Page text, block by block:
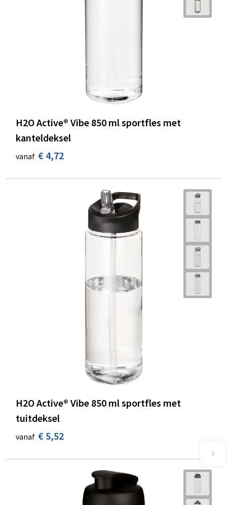
H2O Active® Vibe 850 ml sportfles met
kanteldeksel
vanaf € 4,72
H2O Active® Vibe 850 ml sportfles met
tuitdeksel
vanaf € 5,52